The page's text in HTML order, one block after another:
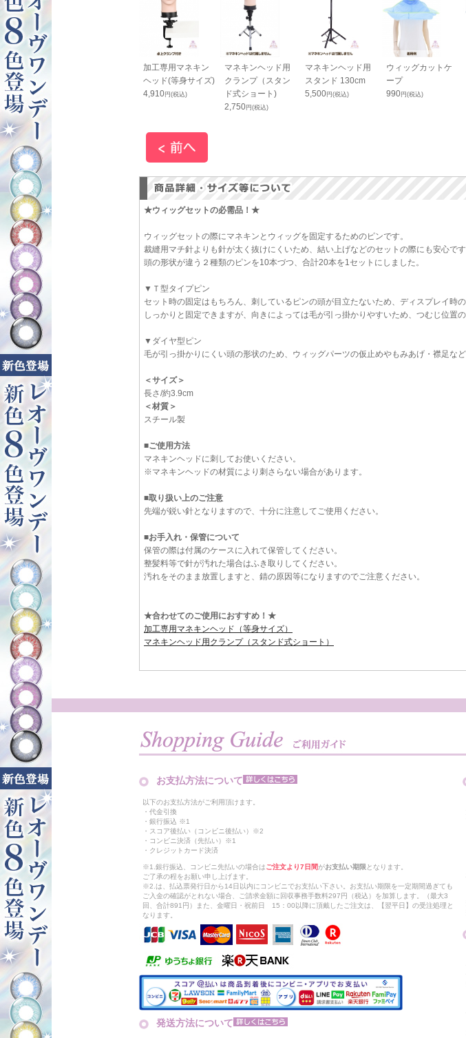
とスマホス
プ 黒
(税込)
加工専用マネキン
ヘッド(等身サイズ)
4,910円(税込)
マネキンヘッド用
クランプ（スタン
ド式ショート)
2,750円(税込)
マネキンヘッド用
スタンド 130cm
5,500円(税込)
ウィッグカットケ
ープ
990円(税込)
★ウィッグセットの必需品！★
ウィッグセットの際にマネキンとウィッグを固定するためのピンです。
裁縫用マチ針よりも針が太く抜けにくいため、結い上げなどのセットの際にも安心です
頭の形状が違う２種類のピンを10本づつ、合計20本を1セットにしました。
▼Ｔ型タイプピン
セット時の固定はもちろん、刺しているピンの頭が目立たないため、ディスプレイ時
しっかりと固定できますが、向きによっては毛が引っ掛かりやすいため、つむじ位置の
▼ダイヤ型ピン
毛が引っ掛かりにくい頭の形状のため、ウィッグパーツの仮止めやもみあげ・襟足な
＜サイズ＞
長さ/約3.9cm
＜材質＞
スチール製
■ご使用方法
マネキンヘッドに刺してお使いください。
※マネキンヘッドの材質により刺さらない場合があります。
■取り扱い上のご注意
先端が鋭い針となりますので、十分に注意してご使用ください。
■お手入れ・保管について
保管の際は付属のケースに入れて保管してください。
整髪料等で針が汚れた場合はふき取りしてください。
汚れをそのまま放置しますと、錆の原因等になりますのでご注意ください。
★合わせてのご使用におすすめ！★
加工専用マネキンヘッド（等身サイズ）
マネキンヘッド用クランプ（スタンド式ショート）
お支払方法について
以下のお支払方法がご利用頂けます。
・代金引換
・銀行振込 ※1
・スコア後払い（コンビニ後払い）※2
・コンビニ決済（先払い）※1
・クレジットカード決済
※1.銀行振込、コンビニ先払いの場合はご注文より7日間がお支払い期限 となります。
ご了承の程をお願い申し上げます。
※2.は、払込票発行日から14日以内にコンビニでお支払い下さい。お支払い期限を一定期間過ぎても
ご入金の確認がとれない場合、ご請求金額に回収事務手数料297円（税込）を加算します。（最大3
回、合計891円）また、金曜日・祝前日 15：00以降に頂戴したご注文は、【翌平日】の受注処理と
なります。
発送方法について